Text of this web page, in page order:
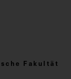
Fakultät